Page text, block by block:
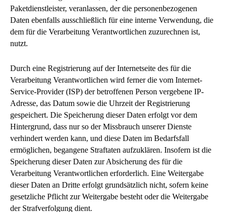
Paketdienstleister, veranlassen, der die personenbezogenen
Daten ebenfalls ausschließlich für eine interne Verwendung, die
dem für die Verarbeitung Verantwortlichen zuzurechnen ist,
nutzt.
Durch eine Registrierung auf der Internetseite des für die
Verarbeitung Verantwortlichen wird ferner die vom Internet-
Service-Provider (ISP) der betroffenen Person vergebene IP-
Adresse, das Datum sowie die Uhrzeit der Registrierung
gespeichert. Die Speicherung dieser Daten erfolgt vor dem
Hintergrund, dass nur so der Missbrauch unserer Dienste
verhindert werden kann, und diese Daten im Bedarfsfall
ermöglichen, begangene Straftaten aufzuklären. Insofern ist die
Speicherung dieser Daten zur Absicherung des für die
Verarbeitung Verantwortlichen erforderlich. Eine Weitergabe
dieser Daten an Dritte erfolgt grundsätzlich nicht, sofern keine
gesetzliche Pflicht zur Weitergabe besteht oder die Weitergabe
der Strafverfolgung dient.